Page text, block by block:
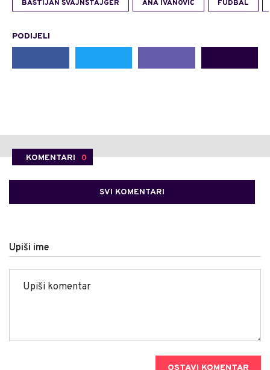
BASTIJAN ŠVAJNŠTAJGER ANA IVANOVIĆ FUDBAL
PODIJELI
KOMENTARI 0
SVI KOMENTARI
Upiši ime